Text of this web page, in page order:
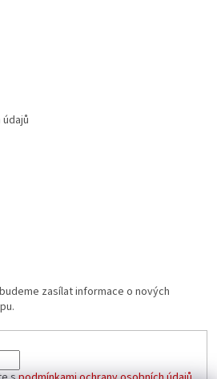
zasílat informace o nových